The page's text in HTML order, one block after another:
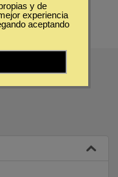
y de
experiencia
aceptando